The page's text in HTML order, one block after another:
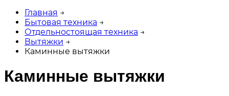
Главная →
Бытовая техника →
Отдельностоящая техника →
Вытяжки →
Каминные вытяжки
Каминные вытяжки